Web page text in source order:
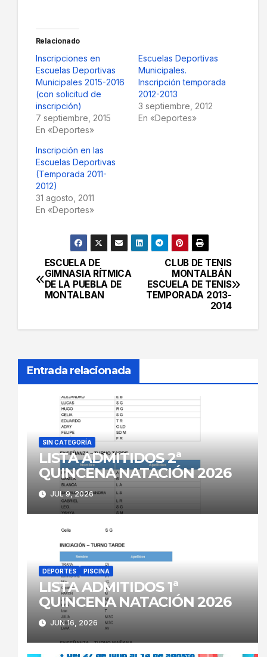
Relacionado
Inscripciones en
Escuelas Deportivas
Municipales 2015-2016
(con solicitud de
inscripción)
7 septiembre, 2015
En «Deportes»
Escuelas Deportivas
Municipales.
Inscripción temporada
2012-2013
3 septiembre, 2012
En «Deportes»
Inscripción en las
Escuelas Deportivas
(Temporada 2011-
2012)
31 agosto, 2011
En «Deportes»
Navegación
de
CLUB DE TENIS
MONTALBÁN
ESCUELA DE TENIS
TEMPORADA 2013-
2014
ESCUELA DE
GIMNASIA RÍTMICA
DE LA PUEBLA DE
MONTALBAN
Entrada relacionada
SIN CATEGORÍA
LISTA ADMITIDOS 2ª
QUINCENA NATACIÓN 2026
JUL 9, 2026
DEPORTES PISCINA
LISTA ADMITIDOS 1ª
QUINCENA NATACIÓN 2026
JUN 16, 2026